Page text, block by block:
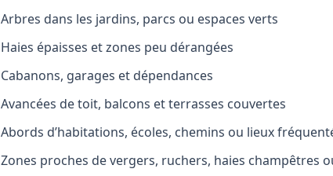
Arbres dans les jardins, parcs ou espaces verts
Haies épaisses et zones peu dérangées
Cabanons, garages et dépendances
Avancées de toit, balcons et terrasses couvertes
Abords d’habitations, écoles, chemins ou lieux
Zones proches de vergers, ruchers, haies champêtres